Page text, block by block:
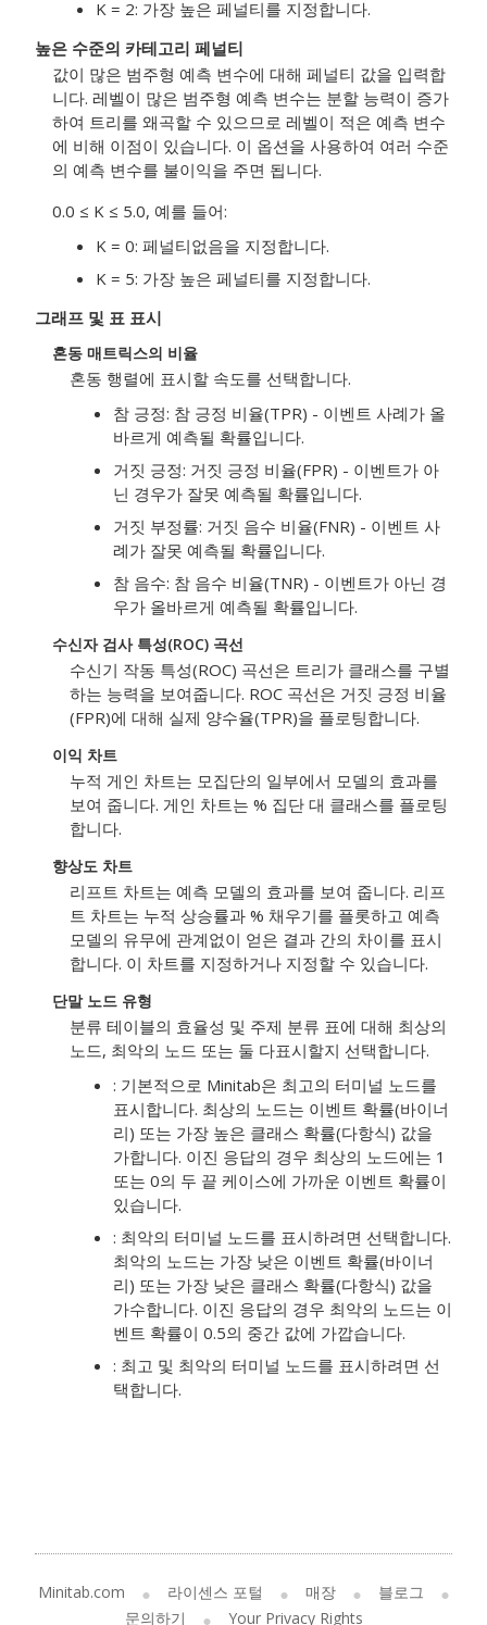
K = 2: 가장 높은 페널티를 지정합니다.
높은 수준의 카테고리 페널티
값이 많은 범주형 예측 변수에 대해 페널티 값을 입력합
니다. 레벨이 많은 범주형 예측 변수는 분할 능력이 증가
하여 트리를 왜곡할 수 있으므로 레벨이 적은 예측 변수
에 비해 이점이 있습니다. 이 옵션을 사용하여 여러 수준
의 예측 변수를 불이익을 주면 됩니다.
0.0 ≤ K ≤ 5.0, 예를 들어:
K = 0: 페널티없음을 지정합니다.
K = 5: 가장 높은 페널티를 지정합니다.
그래프 및 표 표시
혼동 매트릭스의 비율
혼동 행렬에 표시할 속도를 선택합니다.
참 긍정: 참 긍정 비율(TPR) - 이벤트 사례가 올
바르게 예측될 확률입니다.
거짓 긍정: 거짓 긍정 비율(FPR) - 이벤트가 아
닌 경우가 잘못 예측될 확률입니다.
거짓 부정률: 거짓 음수 비율(FNR) - 이벤트 사
례가 잘못 예측될 확률입니다.
참 음수: 참 음수 비율(TNR) - 이벤트가 아닌 경
우가 올바르게 예측될 확률입니다.
수신자 검사 특성(ROC) 곡선
수신기 작동 특성(ROC) 곡선은 트리가 클래스를 구별
하는 능력을 보여줍니다. ROC 곡선은 거짓 긍정 비율
(FPR)에 대해 실제 양수율(TPR)을 플로팅합니다.
이익 차트
누적 게인 차트는 모집단의 일부에서 모델의 효과를
보여 줍니다. 게인 차트는 % 집단 대 클래스를 플로팅
합니다.
향상도 차트
리프트 차트는 예측 모델의 효과를 보여 줍니다. 리프
트 차트는 누적 상승률과 % 채우기를 플롯하고 예측
모델의 유무에 관계없이 얻은 결과 간의 차이를 표시
합니다. 이 차트를 지정하거나 지정할 수 있습니다.
단말 노드 유형
분류 테이블의 효율성 및 주제 분류 표에 대해 최상의
노드, 최악의 노드 또는 둘 다표시할지 선택합니다.
: 기본적으로 Minitab은 최고의 터미널 노드를
표시합니다. 최상의 노드는 이벤트 확률(바이너
리) 또는 가장 높은 클래스 확률(다항식) 값을
가합니다. 이진 응답의 경우 최상의 노드에는 1
또는 0의 두 끝 케이스에 가까운 이벤트 확률이
있습니다.
: 최악의 터미널 노드를 표시하려면 선택합니다.
최악의 노드는 가장 낮은 이벤트 확률(바이너
리) 또는 가장 낮은 클래스 확률(다항식) 값을
가수합니다. 이진 응답의 경우 최악의 노드는 이
벤트 확률이 0.5의 중간 값에 가깝습니다.
: 최고 및 최악의 터미널 노드를 표시하려면 선
택합니다.
Minitab.com 라이센스 포털 매장
블로그
문의하기
Your Privacy Rights